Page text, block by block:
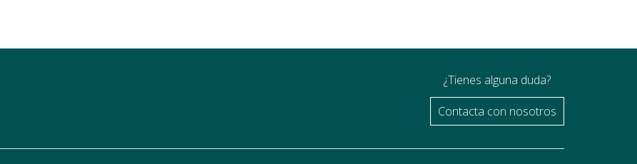
¿Tienes alguna duda?
Contacta con nosotros